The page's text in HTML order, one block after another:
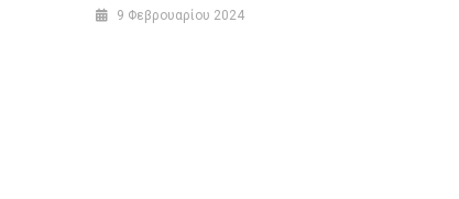
9 Φεβρουαρίου 2024